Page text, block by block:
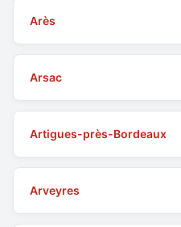
Arès
Arsac
Artigues-près-Bordeaux
Arveyres